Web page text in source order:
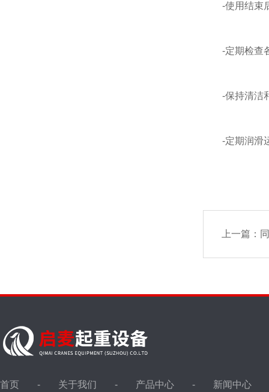
-使用结束后
-定期检查各
-保持清洁和
-定期润滑运
上一篇：
首页 关于我们 产品中心 新闻中心